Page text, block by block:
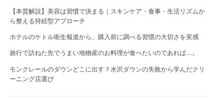
【本質解説】美容は習慣で決まる｜スキンケア・食事・生活リズムか
ら整える持続型アプローチ
ホテルのケトル衛生報道から、購入前に調べる習慣の大切さを実感
旅行で訪ねた先でうまい地物産のお料理が食べたいのであれば…。
モンクレールのダウンどこに出す？水沢ダウンの失敗から学んだクリ
ーニング店選び